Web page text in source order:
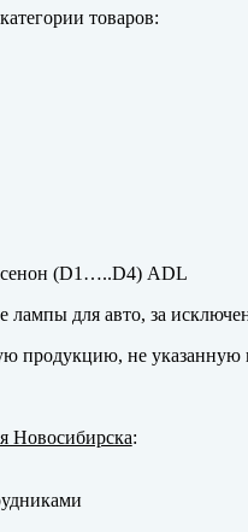
товаров:
(D1…..D4) ADL
лампы для авто, за
продукцию, не
Новосибирска: